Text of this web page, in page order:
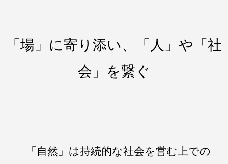
「場」に寄り添い、「人」や「社
会」を繋ぐ
「自然」は持続的な社会を営む上での